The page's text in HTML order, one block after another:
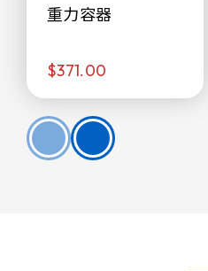
重力容器
$371.00